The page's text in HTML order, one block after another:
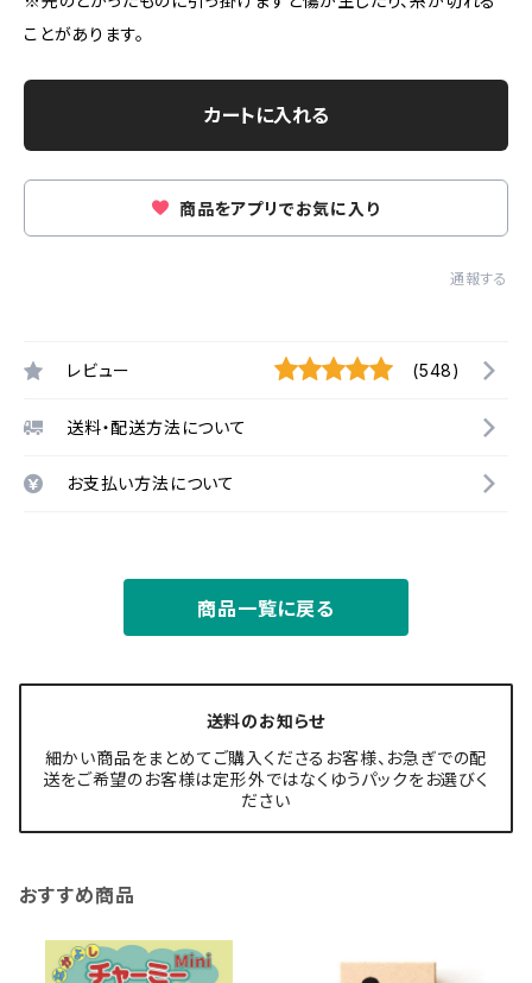
ことがあります。
カートに入れる
商品をアプリでお気に入り
通報する
レビュー (548)
送料・配送方法について
お支払い方法について
商品一覧に戻る
送料のお知らせ
細かい商品をまとめてご購入くださるお客様、お急ぎでの配
送をご希望のお客様は定形外ではなくゆうパックをお選びく
ださい
おすすめ商品